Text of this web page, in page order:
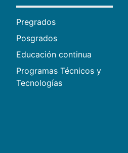
Pregrados
Posgrados
Educación continua
Programas Técnicos y
Tecnologías